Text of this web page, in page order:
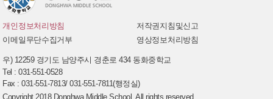
개인정보처리방침
저작권지침및신고
이메일무단수집거부
영상정보처리방침
우) 12259 경기도 남양주시 경춘로 434 동화중학교
Tel : 031-551-0528
Fax : 031-551-7813/ 031-551-7811(행정실)
Copyright 2018 Donghwa Middle School. All rights reserved .